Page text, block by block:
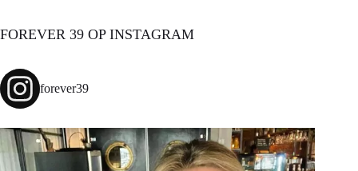
FOREVER 39 OP INSTAGRAM
forever39